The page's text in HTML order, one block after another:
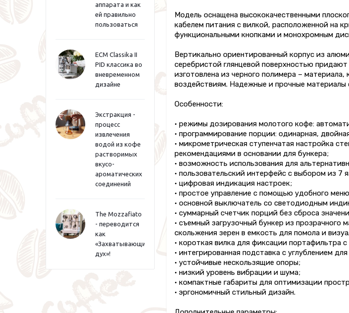
аппарата и как
ей правильно
пользоваться
ECM Classika II
PID классика во
вневременном
дизайне
Экстракция -
процесс
извлечения
водой из кофе
растворимых
вкусо-
ароматических
соединений
The Mozzafiato
- переводится
как
«Захватывающий
дух»!
Модель оснащена высококачественными
кабелем питания с вилкой, расположенной на
функциональными кнопками и монохромным
Вертикально ориентированный корпус из
серебристой глянцевой поверхностью
изготовлена из черного полимера –
воздействиям. Надежные и прочные
Особенности:
• режимы дозирования молотого кофе:
• программирование порции: одинарная,
• микрометрическая ступенчатая настройка
рекомендациями в основании для бункера;
• возможность использования для
• пользовательский интерфейс с выбором из 7
• цифровая индикация настроек;
• простое управление с помощью удобного
• основной выключатель со светодиодным
• суммарный счетчик порций без сброса
• съемный загрузочный бункер из прозрачного
скольжения зерен в емкость для помола и
• короткая вилка для фиксации портафильтра
• интегрированная подставка с углублением
• устойчивые нескользящие опоры;
• низкий уровень вибрации и шума;
• компактные габариты для оптимизации
• эргономичный стильный дизайн.